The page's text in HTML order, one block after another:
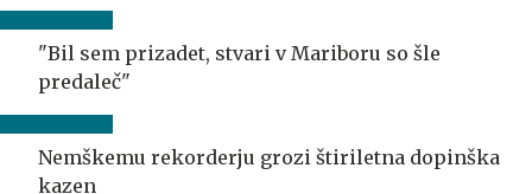
"Bil sem prizadet, stvari v Mariboru so šle
predaleč"
Nemškemu rekorderju grozi štiriletna dopinška
kazen